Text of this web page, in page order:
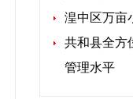
湟中区万亩
共和县全方
管理水平